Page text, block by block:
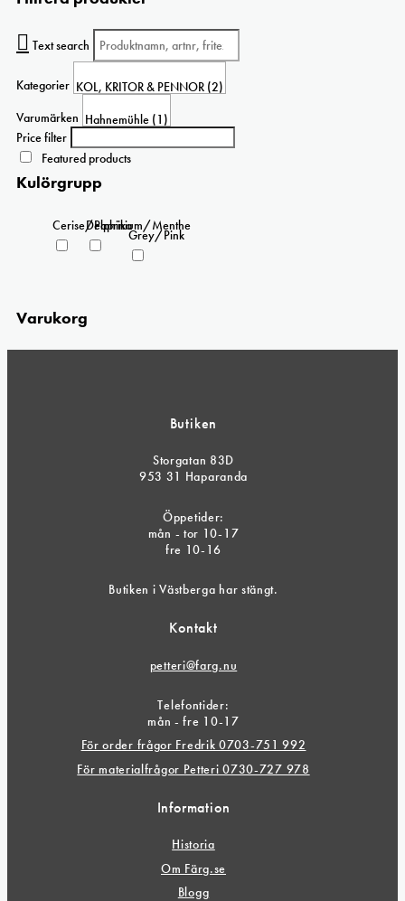
flera
varianter.
olika
alternativen
kan
väljas
produktsidan
Text search
Kategorier
Varumärken
Price filter
Featured products
Kulörgrupp
Cerise/Paprika
Delphinium/Menthe
Grey/Pink
Varukorg
Butiken
Storgatan 83D
953 31 Haparanda
Öppetider:
mån - tor 10-17
fre 10-16
Butiken i Västberga har stängt.
Kontakt
petteri@farg.nu
Telefontider:
mån - fre 10-17
För order frågor Fredrik 0703-751 992
För materialfrågor Petteri 0730-727 978
Information
Historia
Om Färg.se
Blogg